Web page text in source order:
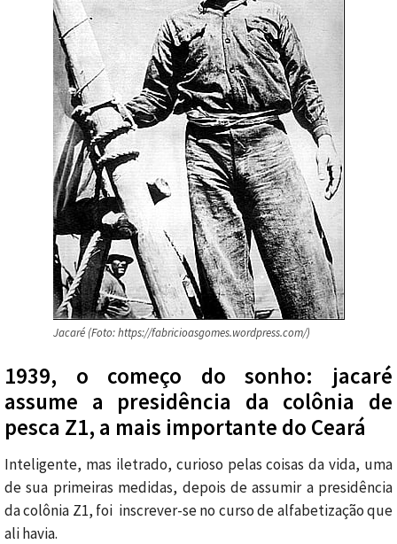
Jacaré (Foto: https://fabricioasgomes.wordpress.com/)
1939, o começo do sonho: jacaré
assume a presidência da colônia de
pesca Z1, a mais importante do Ceará
Inteligente, mas iletrado, curioso pelas coisas da vida, uma
de sua primeiras medidas, depois de assumir a presidência
da colônia Z1, foi inscrever-se no curso de alfabetização que
ali havia.